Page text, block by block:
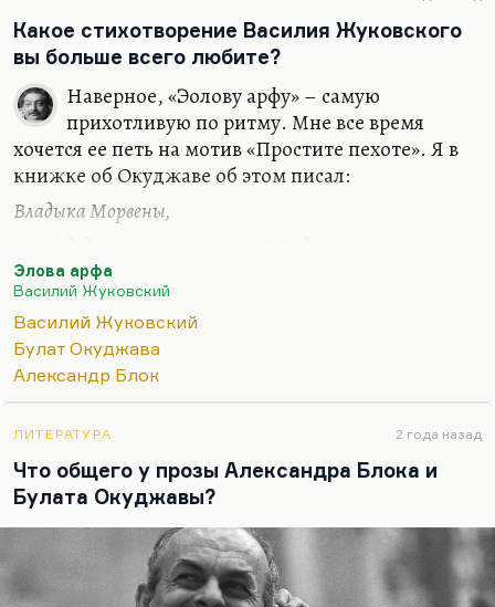
Какое стихотворение Василия Жуковского
вы больше всего любите?
Наверное, «Эолову арфу» – самую
прихотливую по ритму. Мне все время
хочется ее петь на мотив «Простите пехоте». Я в
книжке об Окуджаве об этом писал:
Владыка Морвены,
Над озером стены
Зубчатые замок с холма возвышал;
Действительно, мелодическая близость
Окуджавы и Жуковского, по-моему, очень
Жуковского нельзя любить что-то одно, он
довольно ровный. Он действительно
пленительная сладость, он действительно
владеет ритмом и музыкальной составляющей
стиха, как никто. Это пример того же
музыкального безволия, о которой говорит…
Элова арфа
Василий Жуковский
Василий Жуковский
Булат Окуджава
Александр Блок
ЛИТЕРАТУРА 2 года назад
Что общего у прозы Александра Блока и
Булата Окуджавы?